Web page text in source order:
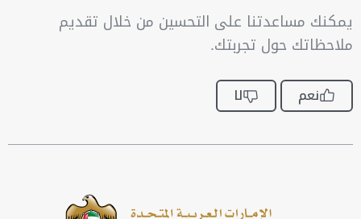
يمكنك مساعدتنا على التحسين من خلال تقديم
ملاحظاتك حول تجربتك.
نعم لا